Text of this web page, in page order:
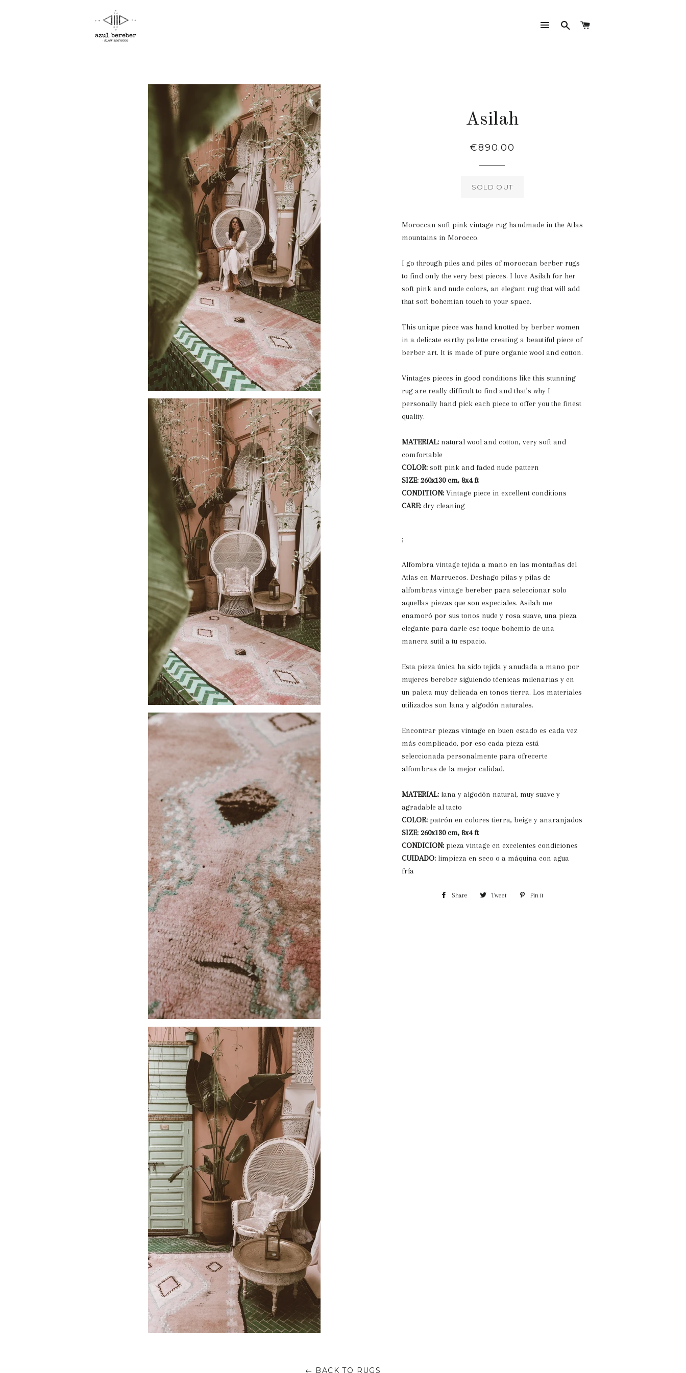
SITE NAVIGATION
SEARCH
Asilah
Regular
€890.00
SOLD OUT
Moroccan soft pink vintage rug handmade in the Atlas
mountains in Morocco.
I go through piles and piles of moroccan berber rugs
to find only the very best pieces. I love Asilah for her
soft pink and nude colors, an elegant rug that will add
that soft bohemian touch to your space.
This unique piece was hand knotted by berber women
in a delicate earthy palette creating a beautiful piece of
berber art. It is made of pure organic wool and cotton.
Vintages pieces in good conditions like this stunning
rug are really difficult to find and that’s why I
personally hand pick each piece to offer you the finest
quality.
MATERIAL: natural wool and cotton, very soft and
comfortable
COLOR: soft pink and faded nude pattern
SIZE: 260x130 cm, 8x4 ft
CONDITION: Vintage piece in excellent conditions
CARE: dry cleaning
;
Alfombra vintage tejida a mano en las montañas del
Atlas en Marruecos. Deshago pilas y pilas de
alfombras vintage bereber para seleccionar solo
aquellas piezas que son especiales. Asilah me
enamoró por sus tonos nude y rosa suave, una pieza
elegante para darle ese toque bohemio de una
manera sutil a tu espacio.
Esta pieza única ha sido tejida y anudada a mano por
mujeres bereber siguiendo técnicas milenarias y en
un paleta muy delicada en tonos tierra. Los materiales
utilizados son lana y algodón naturales.
Encontrar piezas vintage en buen estado es cada vez
más complicado, por eso cada pieza está
seleccionada personalmente para ofrecerte
alfombras de la mejor calidad.
MATERIAL: lana y algodón natural, muy suave y
agradable al tacto
COLOR: patrón en colores tierra, beige y anaranjados
SIZE: 260x130 cm, 8x4 ft
CONDICION: pieza vintage en excelentes condiciones
CUIDADO: limpieza en seco o a máquina con agua
fría
Share Share Tweet Tweet Pin it
← BACK TO RUGS